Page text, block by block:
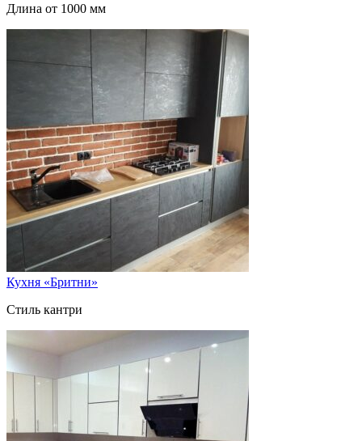
Длина от 1000 мм
Кухня «Бритни»
Стиль кантри